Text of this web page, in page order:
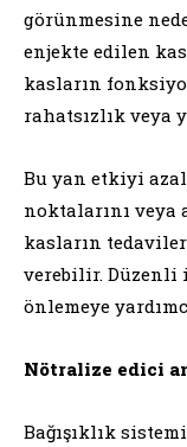
görünmesine
enjekte edilen
kasların
rahatsızlık veya
Bu yan etkiyi
noktalarını veya
kasların
verebilir. Düzenli
önlemeye
Nötralize edici
Bağışıklık